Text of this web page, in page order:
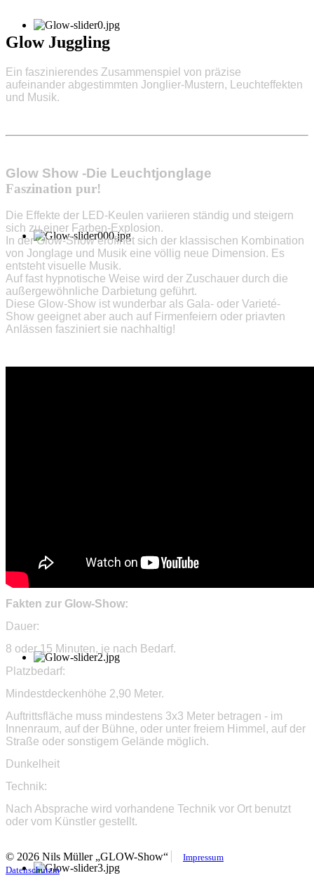
Glow Juggling
Ein faszinierendes Zusammenspiel von präzise
aufeinander abgestimmten Jonglier-Mustern,
Leuchteffekten
und Musik.
Glow Show -Die Leuchtjonglage
Faszination pur!
Die Effekte der LED-Keulen variieren ständig und steigern
sich zu einer Farben-Explosion.
In der Glow-Show eröffnet sich der klassischen Kombination
von Jonglage und Musik eine völlig neue Dimension. Es
entsteht visuelle Musik.
Auf fast hypnotische Weise wird der Zuschauer durch die
außergewöhnliche Darbietung geführt.
Diese Glow-Show ist wunderbar als Gala- oder Varieté-
Show geeignet aber auch auf Firmenfeiern oder priavten
Anlässen fasziniert sie nachhaltig!
Fakten zur Glow-Show:
Dauer:
8 oder 15 Minuten, je nach Bedarf.
Platzbedarf:
Mindestdeckenhöhe 2,90 Meter.
Auftrittsfläche muss mindestens 3x3 Meter betragen - im
Innenraum, auf der Bühne, oder unter freiem Himmel, auf der
Straße oder sonstigem Gelände möglich.
Dunkelheit
Technik:
Nach Absprache wird vorhandene Technik vor Ort benutzt
oder vom Künstler gestellt.
© 2026 Nils Müller „GLOW-Show“
Impressum
Datenschutzm